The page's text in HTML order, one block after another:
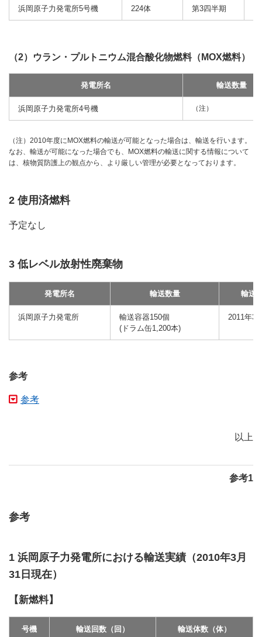
浜岡原子力発電所5号機 224体 第3四半期
（2）ウラン・プルトニウム混合酸化物燃料（MOX燃料）
発電所名 輸送数量
浜岡原子力発電所4号機 （注）
（注）2010年度にMOX燃料の輸送が可能となった場合は、輸送を行います。
なお、輸送が可能になった場合でも、MOX燃料の輸送に関する情報について
は、核物質防護上の観点から、より厳しい管理が必要となっております。
2 使用済燃料
予定なし
3 低レベル放射性廃棄物
発電所名 輸送数量 輸送
浜岡原子力発電所
輸送容器150個
(ドラム缶1,200本)
2011年3
参考
参考
以上
参考1
参考
1 浜岡原子力発電所における輸送実績（2010年3月
31日現在）
【新燃料】
号機 輸送回数（回） 輸送体数（体）